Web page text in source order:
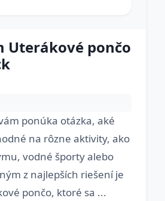
Uterákové pončo
ponúka otázka, aké
na rôzne aktivity, ako
vodné športy alebo
z najlepších riešení je
pončo, ktoré sa ...